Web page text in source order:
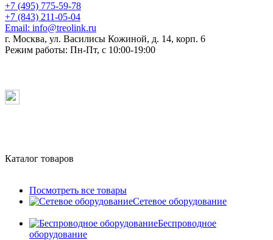
+7 (495) 775-59-78
+7 (843) 211-05-04
Email: info@treolink.ru
г. Москва, ул. Василисы Кожиной, д. 14, корп. 6
Режим работы: Пн-Пт, с 10:00-19:00
Каталог товаров
Посмотреть все товары
Сетевое оборудование
Беспроводное
оборудование